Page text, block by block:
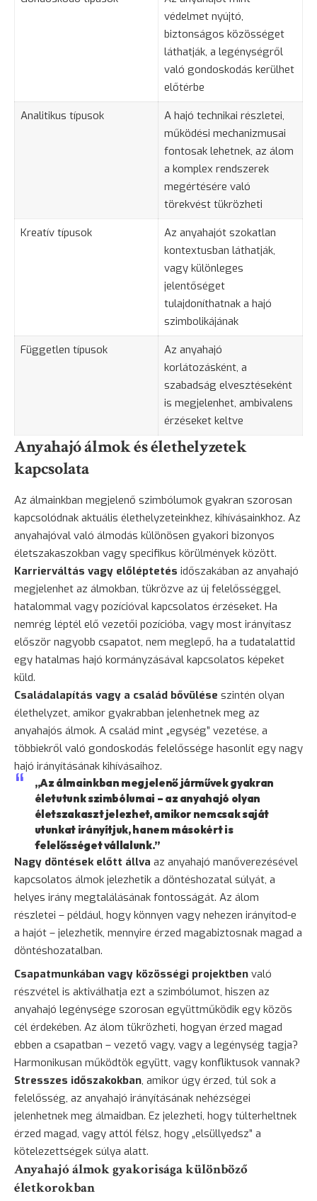
védelmet nyújtó,
biztonságos közösséget
láthatják, a legénységről
való gondoskodás kerülhet
előtérbe
Analitikus típusok
A hajó technikai részletei,
működési mechanizmusai
fontosak lehetnek, az álom
a komplex rendszerek
megértésére való
törekvést tükrözheti
Kreatív típusok
Az anyahajót szokatlan
kontextusban láthatják,
vagy különleges
jelentőséget
tulajdoníthatnak a hajó
szimbolikájának
Független típusok
Az anyahajó
korlátozásként, a
szabadság elvesztéseként
is megjelenhet, ambivalens
érzéseket keltve
Anyahajó álmok és élethelyzetek
kapcsolata
Az álmainkban megjelenő szimbólumok gyakran szorosan
kapcsolódnak aktuális élethelyzeteinkhez, kihívásainkhoz. Az
anyahajóval való álmodás különösen gyakori bizonyos
életszakaszokban vagy specifikus körülmények között.
Karrierváltás vagy előléptetés időszakában az anyahajó
megjelenhet az álmokban, tükrözve az új felelősséggel,
hatalommal vagy pozícióval kapcsolatos érzéseket. Ha
nemrég léptél elő vezetői pozícióba, vagy most irányítasz
először nagyobb csapatot, nem meglepő, ha a tudatalattid
egy hatalmas hajó kormányzásával kapcsolatos képeket
küld.
Családalapítás vagy a család bővülése szintén olyan
élethelyzet, amikor gyakrabban jelenhetnek meg az
anyahajós álmok. A család mint „egység” vezetése, a
többiekről való gondoskodás felelőssége hasonlít egy nagy
hajó irányításának kihívásaihoz.
„Az álmainkban megjelenő járművek gyakran
életutunk szimbólumai – az anyahajó olyan
életszakaszt jelezhet, amikor nemcsak saját
utunkat irányítjuk, hanem másokért is
felelősséget vállalunk.”
Nagy döntések előtt állva az anyahajó manőverezésével
kapcsolatos álmok jelezhetik a döntéshozatal súlyát, a
helyes irány megtalálásának fontosságát. Az álom
részletei – például, hogy könnyen vagy nehezen irányítod-e
a hajót – jelezhetik, mennyire érzed magabiztosnak magad a
döntéshozatalban.
Csapatmunkában vagy közösségi projektben való
részvétel is aktiválhatja ezt a szimbólumot, hiszen az
anyahajó legénysége szorosan együttműködik egy közös
cél érdekében. Az álom tükrözheti, hogyan érzed magad
ebben a csapatban – vezető vagy, vagy a legénység tagja?
Harmonikusan működtök együtt, vagy konfliktusok vannak?
Stresszes időszakokban, amikor úgy érzed, túl sok a
felelősség, az anyahajó irányításának nehézségei
jelenhetnek meg álmaidban. Ez jelezheti, hogy túlterheltnek
érzed magad, vagy attól félsz, hogy „elsüllyedsz” a
kötelezettségek súlya alatt.
Anyahajó álmok gyakorisága különböző
életkorokban